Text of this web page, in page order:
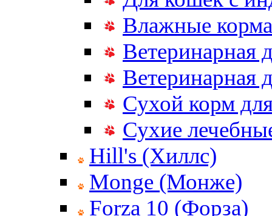
Влажные
Ветеринарная
Ветеринарная
Сухой корм
Сухие
Hill's (Хиллс)
Monge (Монже)
Forza 10 (Форза)